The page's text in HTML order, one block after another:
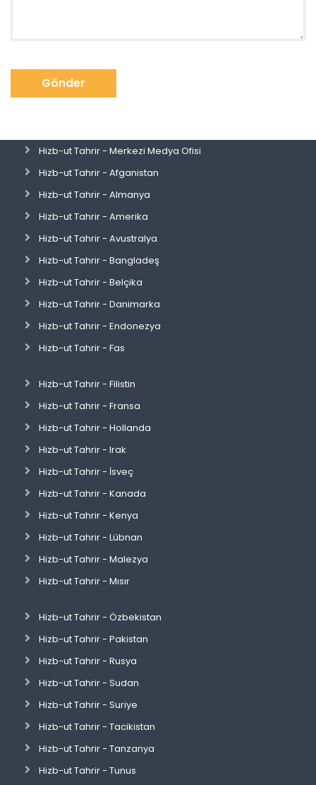
Gönder
Hizb-ut Tahrir - Merkezi Medya Ofisi
Hizb-ut Tahrir - Afganistan
Hizb-ut Tahrir - Almanya
Hizb-ut Tahrir - Amerika
Hizb-ut Tahrir - Avustralya
Hizb-ut Tahrir - Bangladeş
Hizb-ut Tahrir - Belçika
Hizb-ut Tahrir - Danimarka
Hizb-ut Tahrir - Endonezya
Hizb-ut Tahrir - Fas
Hizb-ut Tahrir - Filistin
Hizb-ut Tahrir - Fransa
Hizb-ut Tahrir - Hollanda
Hizb-ut Tahrir - Irak
Hizb-ut Tahrir - İsveç
Hizb-ut Tahrir - Kanada
Hizb-ut Tahrir - Kenya
Hizb-ut Tahrir - Lübnan
Hizb-ut Tahrir - Malezya
Hizb-ut Tahrir - Mısır
Hizb-ut Tahrir - Özbekistan
Hizb-ut Tahrir - Pakistan
Hizb-ut Tahrir - Rusya
Hizb-ut Tahrir - Sudan
Hizb-ut Tahrir - Suriye
Hizb-ut Tahrir - Tacikistan
Hizb-ut Tahrir - Tanzanya
Hizb-ut Tahrir - Tunus